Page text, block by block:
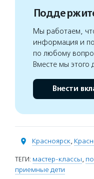
Мы работаем,
информация и
по любому
Вместе мы этого
Внести
Красноярск,
ТЕГИ: мастер-классы,
приемные дети